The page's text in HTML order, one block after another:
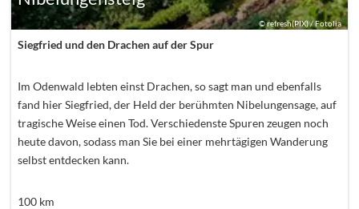
©refresh(PIX) / Fotolia
Siegfried und den Drachen auf der Spur
Im Odenwald lebten einst Drachen, so sagt man und ebenfalls
fand hier Siegfried, der Held der berühmten Nibelungensage, auf
tragische Weise einen Tod. Verschiedenste Spuren zeugen noch
heute davon, sodass man Sie bei einer mehrtägigen Wanderung
selbst entdecken kann.
100km